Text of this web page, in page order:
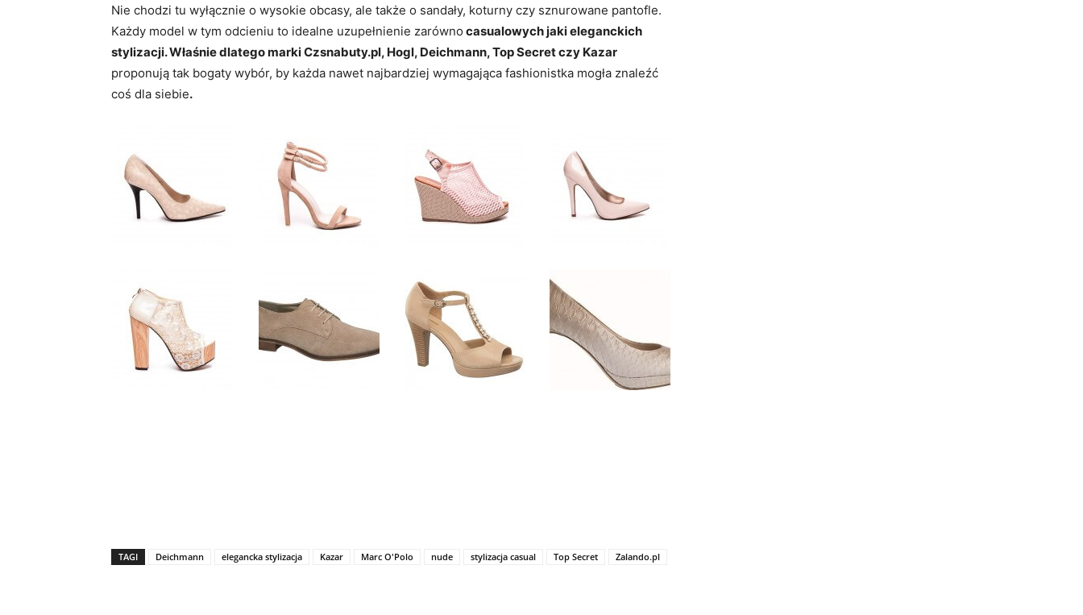
Nie chodzi tu wyłącznie o wysokie obcasy, ale także o sandały, koturny czy sznurowane pantofle.
Każdy model w tym odcieniu to idealne uzupełnienie zarówno casualowych jaki eleganckich
stylizacji. Właśnie dlatego marki Czsnabuty.pl, Hogl, Deichmann, Top Secret czy Kazar
proponują tak bogaty wybór, by każda nawet najbardziej wymagająca fashionistka mogła znaleźć
coś dla siebie.
TAGI Deichmann elegancka stylizacja Kazar Marc O'Polo nude stylizacja casual Top Secret Zalando.pl